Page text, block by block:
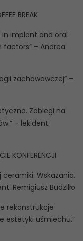
BREAK
in implant and oral
– Andrea
zachowawczej” –
Zabiegi na
– lek.dent.
KONFERENCJI
ceramiki. Wskazania,
Remigiusz Budziłło
rekonstrukcje
estetyki uśmiechu.”